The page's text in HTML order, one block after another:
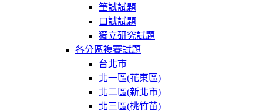
筆試試題
口試試題
獨立研究試題
各分區複賽試題
台北市
北一區(花東區)
北二區(新北市)
北三區(桃竹苗)